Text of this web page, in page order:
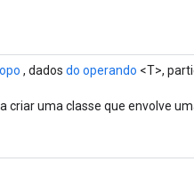
, dados do operando <T>,
criar uma classe que envolve